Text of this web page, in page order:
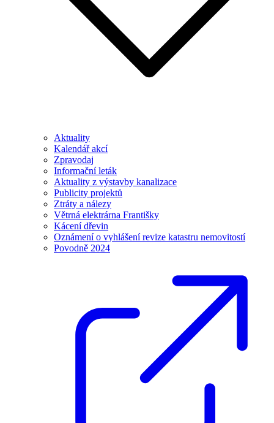
Aktuality
Kalendář akcí
Zpravodaj
Informační leták
Aktuality z výstavby kanalizace
Publicity projektů
Ztráty a nálezy
Větrná elektrárna Františky
Kácení dřevin
Oznámení o vyhlášení revize katastru nemovitostí
Povodně 2024